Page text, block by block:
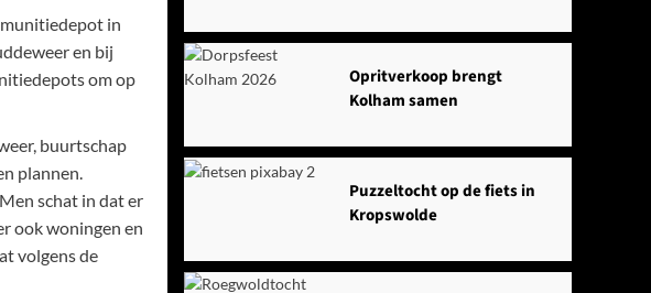
in
en bij
om op
buurtschap
plannen.
schat in dat er
ook woningen en
volgens de
Opritverkoop brengt
Kolham samen
Puzzeltocht op de fiets in
Kropswolde